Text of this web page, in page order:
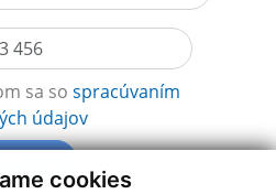
cookies
sa so spracúvaním
údajov